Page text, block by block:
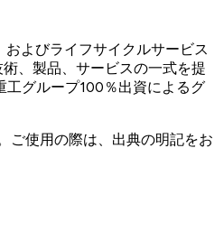
よびライフサイクルサービス
、製品、サービスの一式を提
工グループ100％出資によるグ
ご使用の際は、出典の明記をお